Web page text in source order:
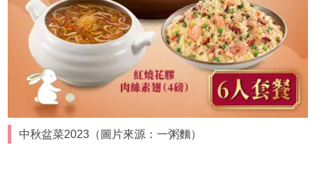
中秋盆菜2023（圖片來源：一粥麵）